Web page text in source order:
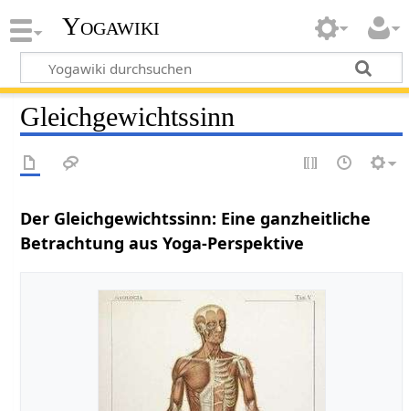
Yogawiki
Gleichgewichtssinn
Der Gleichgewichtssinn: Eine ganzheitliche
Betrachtung aus Yoga-Perspektive